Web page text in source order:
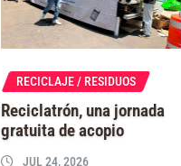
RECICLAJE / RESIDUOS
Reciclatrón, una jornada
gratuita de acopio
JUL 24, 2026